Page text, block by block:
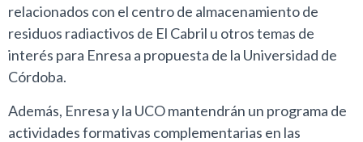
relacionados con el centro de almacenamiento de
residuos radiactivos de El Cabril u otros temas de
interés para Enresa a propuesta de la Universidad de
Córdoba.
Además, Enresa y la UCO mantendrán un programa de
actividades formativas complementarias en las